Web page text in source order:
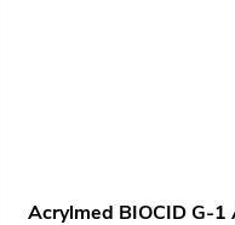
Acrylmed BIOCID G-1